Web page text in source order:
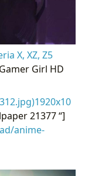
X, XZ, Z5
Girl HD
21377 “]
anime-